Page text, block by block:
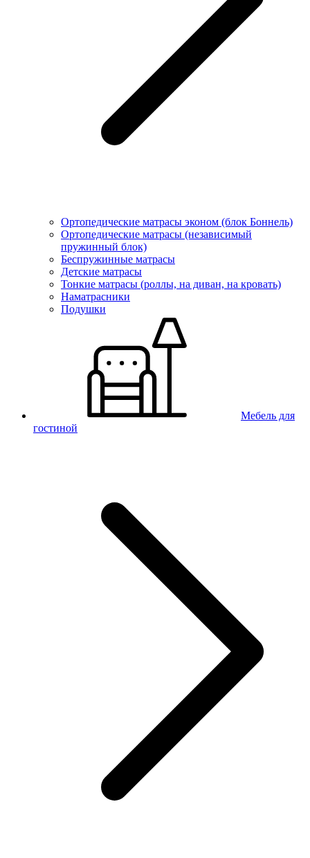
Ортопедические матрасы эконом (блок Боннель)
Ортопедические матрасы (независимый
пружинный блок)
Беcпружинные матрасы
Детские матрасы
Тонкие матрасы (роллы, на диван, на кровать)
Наматрасники
Подушки
Мебель для
гостиной